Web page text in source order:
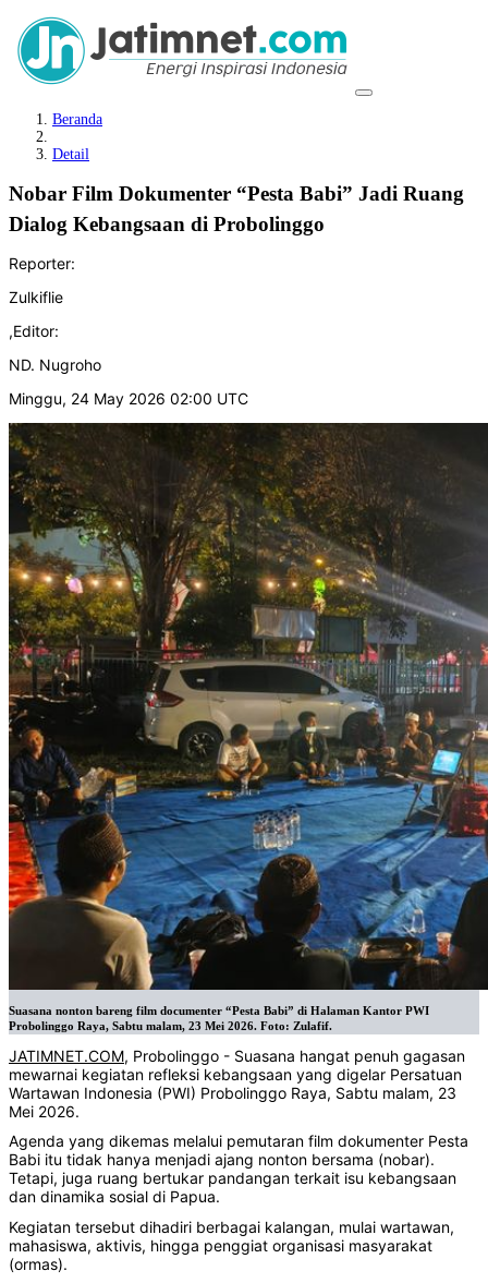
Beranda
Detail
Nobar Film Dokumenter “Pesta Babi” Jadi Ruang
Dialog Kebangsaan di Probolinggo
Reporter:
Zulkiflie
,Editor:
ND. Nugroho
Minggu, 24 May 2026 02:00 UTC
Suasana nonton bareng film documenter “Pesta Babi” di Halaman Kantor PWI
Probolinggo Raya, Sabtu malam, 23 Mei 2026. Foto: Zulafif.
JATIMNET.COM, Probolinggo - Suasana hangat penuh gagasan
mewarnai kegiatan refleksi kebangsaan yang digelar Persatuan
Wartawan Indonesia (PWI) Probolinggo Raya, Sabtu malam, 23
Mei 2026.
‎Agenda yang dikemas melalui pemutaran film dokumenter Pesta
Babi itu tidak hanya menjadi ajang nonton bersama (nobar).
Tetapi, juga ruang bertukar pandangan terkait isu kebangsaan
dan dinamika sosial di Papua.
‎‎Kegiatan tersebut dihadiri berbagai kalangan, mulai wartawan,
mahasiswa, aktivis, hingga penggiat organisasi masyarakat
(ormas).